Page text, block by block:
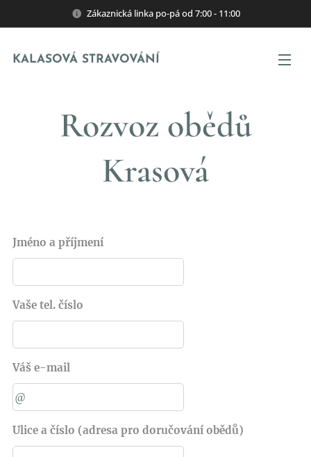
Zákaznická linka po-pá od 7:00 - 11:00
KALASOVÁ STRAVOVÁNÍ
Rozvoz obědů
Krasová
Jméno a příjmení
Vaše tel. číslo
Váš e-mail
Ulice a číslo (adresa pro doručování obědů)